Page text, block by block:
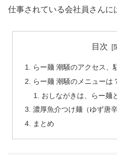
仕事されている会社員さんに
目次
らー麺 潮騒のアクセス、
らー麺 潮騒のメニューは
おしながきは、らー麺
濃厚魚介つけ麺（ゆず唐
まとめ